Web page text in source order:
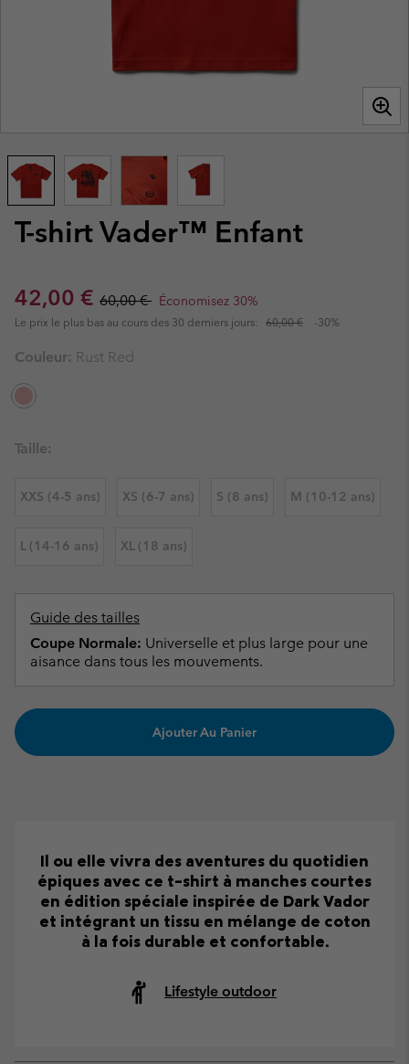
T-shirt Vader™ Enfant
Sale price:
42,00 € Regular price:
60,00 € Économisez 30%
Le prix le plus bas au cours des 30 derniers jours: 60,00 € -30%
Couleur: Rust Red
Taille:
XXS (4-5 ans) XS (6-7 ans) S (8 ans) M (10-12 ans)
L (14-16 ans) XL (18 ans)
Guide des tailles
Coupe Normale: Universelle et plus large pour une
aisance dans tous les mouvements.
Ajouter Au Panier
Il ou elle vivra des aventures du quotidien
épiques avec ce t-shirt à manches courtes
en édition spéciale inspirée de Dark Vador
et intégrant un tissu en mélange de coton
à la fois durable et confortable.
Lifestyle outdoor